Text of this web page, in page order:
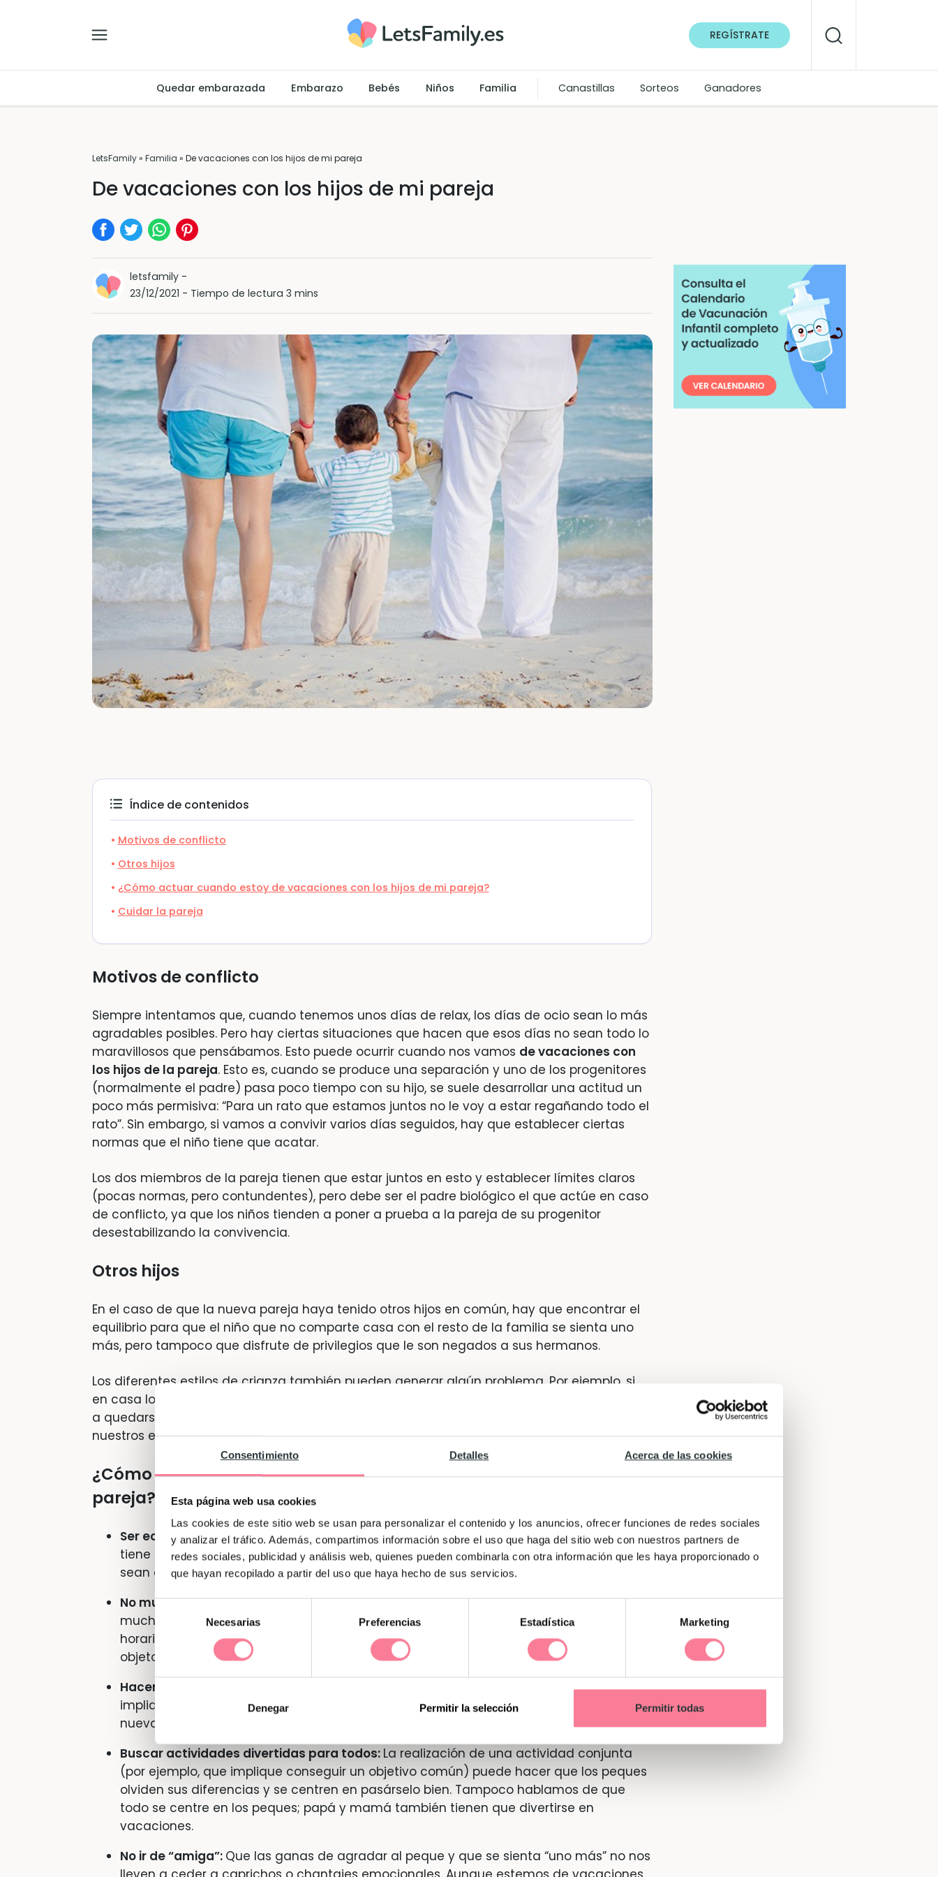
Consentimiento Detalles Acerca de las cookies
Esta página web usa cookies
Las cookies de este sitio web se usan para personalizar el contenido y los anuncios, ofrecer funciones de redes sociales
y analizar el tráfico. Además, compartimos información sobre el uso que haga del sitio web con nuestros partners de
redes sociales, publicidad y análisis web, quienes pueden combinarla con otra información que les haya proporcionado o
que hayan recopilado a partir del uso que haya hecho de sus servicios.
Selección
de
consentimiento
Necesarias Preferencias Estadística Marketing
Denegar Permitir la selección Permitir todas
REGÍSTRATE
Quedar embarazada Embarazo Bebés Niños Familia Canastillas Sorteos Ganadores
LetsFamily» Familia » De vacaciones con los hijos de mi pareja
De vacaciones con los hijos de mi pareja
letsfamily -
23/12/2021 - Tiempo de lectura 3 mins
Índice de contenidos
Motivos de conflicto
Otros hijos
¿Cómo actuar cuando estoy de vacaciones con los hijos de mi pareja?
Cuidar la pareja
Motivos de conflicto
Siempre intentamos que, cuando tenemos unos días de relax, los días de ocio sean lo más
agradables posibles. Pero hay ciertas situaciones que hacen que esos días no sean todo lo
maravillosos que pensábamos. Esto puede ocurrir cuando nos vamos de vacaciones con
los hijos de la pareja. Esto es, cuando se produce una separación y uno de los progenitores
(normalmente el padre) pasa poco tiempo con su hijo, se suele desarrollar una actitud un
poco más permisiva: “Para un rato que estamos juntos no le voy a estar regañando todo el
rato”. Sin embargo, si vamos a convivir varios días seguidos, hay que establecer ciertas
normas que el niño tiene que acatar.
Los dos miembros de la pareja tienen que estar juntos en esto y establecer límites claros
(pocas normas, pero contundentes), pero debe ser el padre biológico el que actúe en caso
de conflicto, ya que los niños tienden a poner a prueba a la pareja de su progenitor
desestabilizando la convivencia.
Otros hijos
En el caso de que la nueva pareja haya tenido otros hijos en común, hay que encontrar el
equilibrio para que el niño que no comparte casa con el resto de la familia se sienta uno
más, pero tampoco que disfrute de privilegios que le son negados a sus hermanos.
Los diferentes estilos de crianza también pueden generar algún problema. Por ejemplo, si
en casa los niños se acuestan temprano pero el hijo de nuestra pareja está acostumbrado
a quedarse en el salón viendo la tele hasta que se queda dormido, será difícil explicarle los
nuestros ese diferente rasero.
¿Cómo actuar cuando estoy de vacaciones con los hijos de mi
pareja?
Ser ecuánimes:En el caso de que haya niños de diferentes relaciones, el gran esfuerzo
tiene que ir dirigido a tratarlos a todos igual y dejar, en la medida de lo posible, que
sean ellos los que resuelvan sus propios conflictos.
No muchos cambios:Para los peques que tienen que pasar unos días fuera de casa,
muchos cambios pueden desequilibrarle. Le ayudará mantener (más o menos)
horarios de comida y sueño similares a los que tiene en casa, así como llevar consigo
objetos con los que se sienta cómodo como juguetes, su almohada…
Hacer una excursión “de prueba”:
Hacer una excursión antes de ir de vacaciones que
implique dormir fuera nos servirá para que todos podamos ir acostumbrándonos a la
nueva convivencia.
Buscar actividades divertidas para todos: La realización de una actividad conjunta
(por ejemplo, que implique conseguir un objetivo común) puede hacer que los peques
olviden sus diferencias y se centren en pasárselo bien. Tampoco hablamos de que
todo se centre en los peques; papá y mamá también tienen que divertirse en
vacaciones.
No ir de “amiga”: Que las ganas de agradar al peque y que se sienta “uno más” no nos